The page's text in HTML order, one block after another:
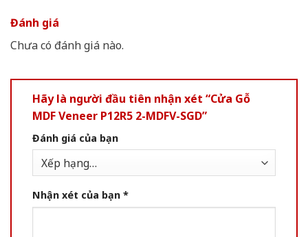
Đánh giá
Chưa có đánh giá nào.
Hãy là người đầu tiên nhận xét “Cửa Gỗ
MDF Veneer P12R5 2-MDFV-SGD”
Đánh giá của bạn
Nhận xét của bạn *